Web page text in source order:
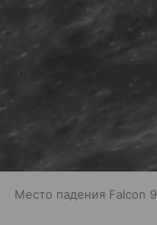
Место падения Falcon 9